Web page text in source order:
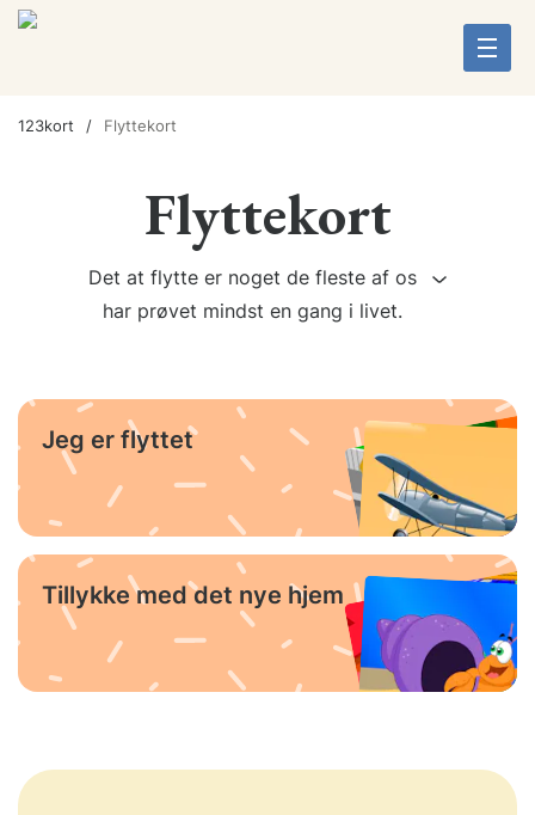
123kort Flyttekort
Flyttekort
Det at flytte er noget de fleste af os
har prøvet mindst en gang i livet.
Jeg er flyttet
Tillykke med det nye hjem